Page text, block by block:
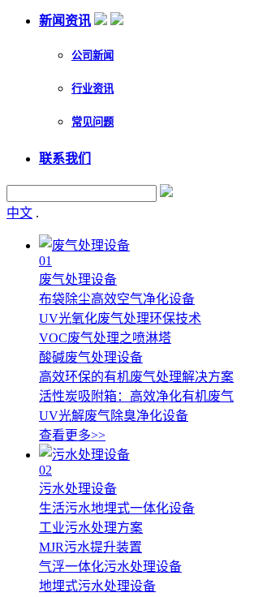
新闻资讯
公司新闻
行业资讯
常见问题
联系我们
中文 .
01
废气处理设备
布袋除尘高效空气净化设备
UV光氧化废气处理环保技术
VOC废气处理之喷淋塔
酸碱废气处理设备
高效环保的有机废气处理解决方案
活性炭吸附箱：高效净化有机废气
UV光解废气除臭净化设备
查看更多>>
02
污水处理设备
生活污水地埋式一体化设备
工业污水处理方案
MJR污水提升装置
气浮一体化污水处理设备
地埋式污水处理设备